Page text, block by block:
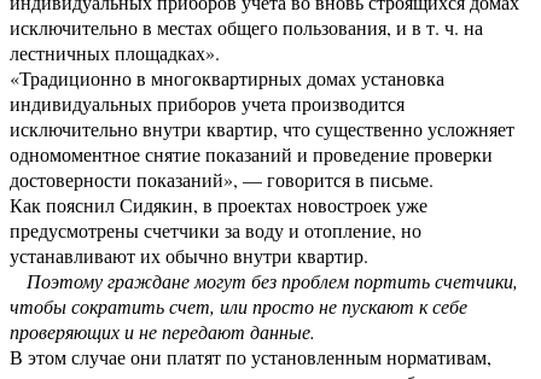
исключительно в местах общего пользования, и в т. ч. на
лестничных площадках».
«Традиционно в многоквартирных домах установка
индивидуальных приборов учета производится
исключительно внутри квартир, что существенно усложняет
одномоментное снятие показаний и проведение проверки
достоверности показаний», — говорится в письме.
Как пояснил Сидякин, в проектах новостроек уже
предусмотрены счетчики за воду и отопление, но
устанавливают их обычно внутри квартир.
Поэтому граждане могут без проблем портить счетчики,
чтобы сократить счет, или просто не пускают к себе
проверяющих и не передают данные.
В этом случае они платят по установленным нормативам,